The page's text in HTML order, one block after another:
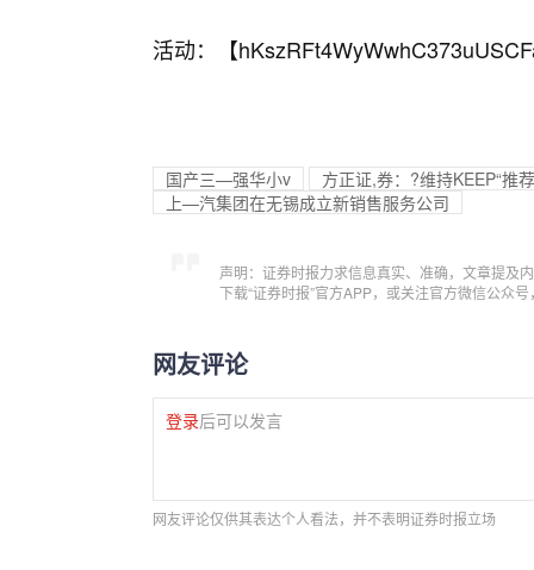
活动：【
国产三—强华小v
方正证,券：?维持KEEP“推
上—汽集团在无锡成立新销售服务公司
声明：证券时报力求信息真实、准确，文章提及
下载“证券时报”官方APP，或关注官方微信公众
网友评论
登录后可以发言
网友评论仅供其表达个人看法，并不表明证券时报立场